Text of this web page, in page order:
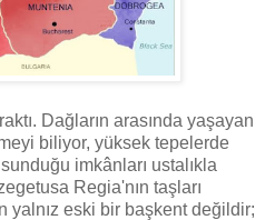
Dağların arasında yaşayan
biliyor, yüksek tepelerde
imkânları ustalıkla
Regia'nın taşları
yalnız eski bir başkent değildir;